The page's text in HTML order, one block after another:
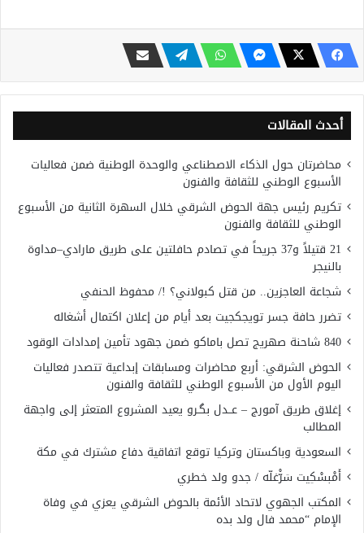
أحدث المقالات
محاضرتان حول الذكاء الاصطناعي والوحدة الوطنية ضمن فعاليات
الأسبوع الوطني للثقافة والفنون
تكريم رئيس جهة الحوض الشرقي خلال السهرة الثانية من الأسبوع
الوطني للثقافة والفنون
21 قتيلاً و37 جريحاً في تصادم حافلتين على طريق مارادي–مداوة
بالنيجر
شجاعة العاجزين.. من قتل كبولاني؟ !/ محفوظ الحنفي
تضرر حافة جسر تويجكجيت بعد أيام من إعلان اكتمال أشغاله
840 شاحنة صهريج تصل باماكو ضمن جهود تأمين إمدادات الوقود
الحوض الشرقي: أربع محاضرات ومسابقات إبداعية تتصدر فعاليات
اليوم الأول من الأسبوع الوطني للثقافة والفنون
إغلاق طريق آمورج – عــدل بگـرو يعيد المشروع المتعثر إلى واجهة
المطالب
السعودية وباكستان وتركيا توقع اتفاقية دفاع مشترك في مكة
أَمْبسْكِيت سَرّْغلّه / جدو ولد خطري
المكتب الجهوي لاتحاد الأئمة بالحوض الشرقي يعزي في وفاة
الإمام “محمد فال ولد بده